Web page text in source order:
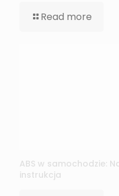
Read more
ABS w samochodzie:
instrukcja